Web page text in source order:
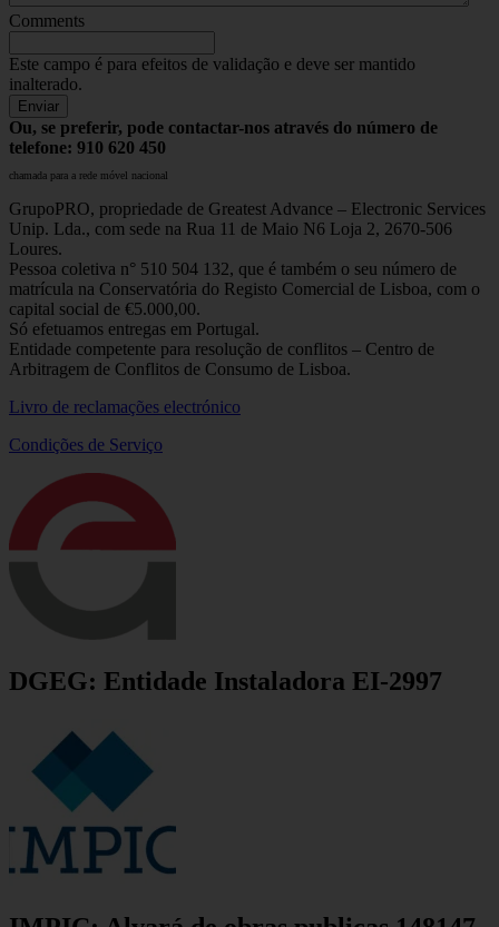
Comments
Este campo é para efeitos de validação e deve ser mantido
inalterado.
Ou, se preferir, pode contactar-nos através do número de
telefone: 910 620 450
chamada para a rede móvel nacional
GrupoPRO, propriedade de Greatest Advance – Electronic Services
Unip. Lda., com sede na Rua 11 de Maio N6 Loja 2, 2670-506
Loures.
Pessoa coletiva n° 510 504 132, que é também o seu número de
matrícula na Conservatória do Registo Comercial de Lisboa, com o
capital social de €5.000,00.
Só efetuamos entregas em Portugal.
Entidade competente para resolução de conflitos – Centro de
Arbitragem de Conflitos de Consumo de Lisboa.
Livro de reclamações electrónico
Condições de Serviço
DGEG: Entidade Instaladora EI-2997